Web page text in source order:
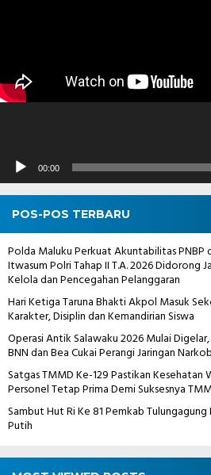
00:00
POS-POS TERBARU
Polda Maluku Perkuat Akuntabilitas PNBP
Itwasum Polri Tahap II T.A. 2026 Didorong
Kelola dan Pencegahan Pelanggaran
Hari Ketiga Taruna Bhakti Akpol Masuk
Karakter, Disiplin dan Kemandirian Siswa
Operasi Antik Salawaku 2026 Mulai
BNN dan Bea Cukai Perangi Jaringan
Satgas TMMD Ke-129 Pastikan Kesehatan
Personel Tetap Prima Demi Suksesnya
Sambut Hut Ri Ke 81 Pemkab
Putih